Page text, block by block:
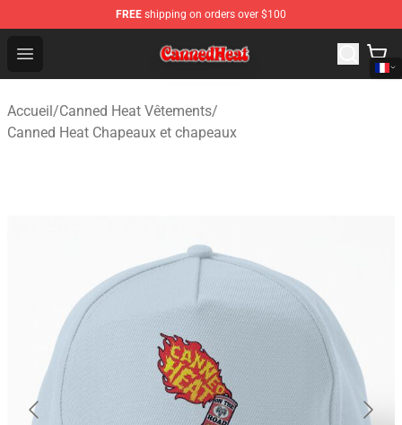
FREE shipping on orders over $100
Open menu
Canned Heat Store - Official Canned Heat Merchandise
Accueil/Canned Heat Vêtements/
Canned Heat Chapeaux et chapeaux